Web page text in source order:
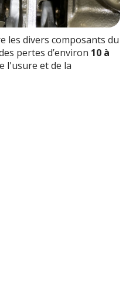
les divers composants du
pertes d’environ 10 à
l'usure et de la